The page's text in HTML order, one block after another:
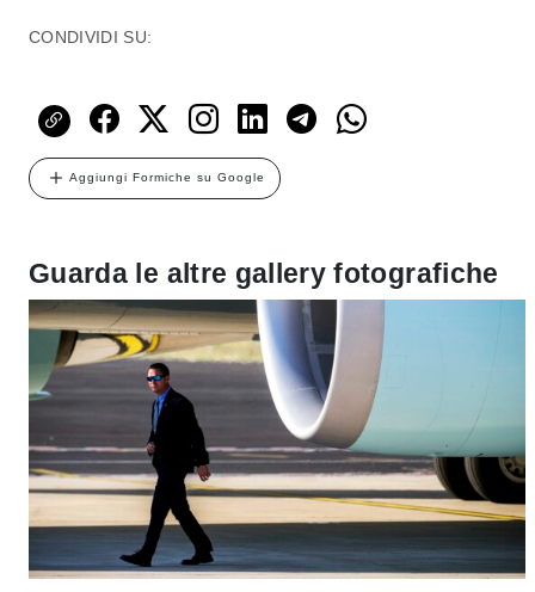
CONDIVIDI SU:
Aggiungi Formiche su Google
Guarda le altre gallery fotografiche